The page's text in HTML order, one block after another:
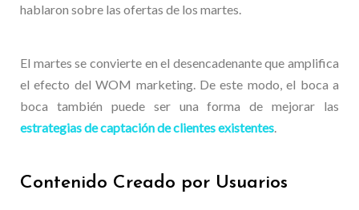
hablaron sobre las ofertas de los martes.
El martes se convierte en el desencadenante que amplifica
el efecto del WOM marketing. De este modo, el boca a
boca también puede ser una forma de mejorar las
estrategias de captación de clientes existentes
Contenido Creado por Usuarios